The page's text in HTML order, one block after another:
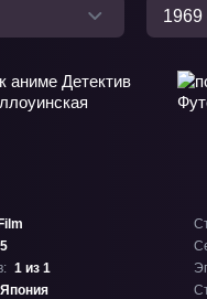
1969
Film
1 из 1
Япония